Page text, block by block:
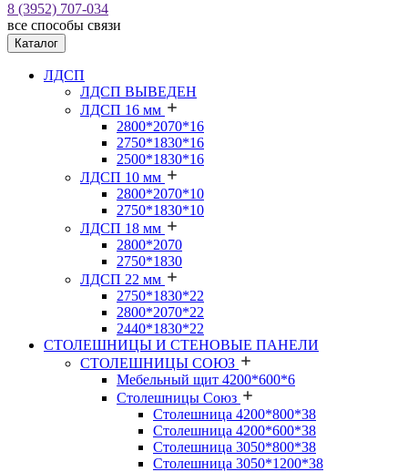
8 (3952) 707-034
все способы связи
Каталог
ЛДСП
ЛДСП ВЫВЕДЕН
ЛДСП 16 мм
2800*2070*16
2750*1830*16
2500*1830*16
ЛДСП 10 мм
2800*2070*10
2750*1830*10
ЛДСП 18 мм
2800*2070
2750*1830
ЛДСП 22 мм
2750*1830*22
2800*2070*22
2440*1830*22
СТОЛЕШНИЦЫ И СТЕНОВЫЕ ПАНЕЛИ
СТОЛЕШНИЦЫ СОЮЗ
Мебельный щит 4200*600*6
Столешницы Союз
Столешница 4200*800*38
Столешница 4200*600*38
Столешница 3050*800*38
Столешница 3050*1200*38